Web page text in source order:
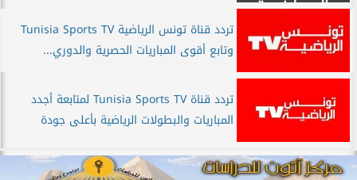
تردد قناة تونس الرياضية Tunisia Sports TV
وتابع أقوى المباريات الحصرية والدوري...
تردد قناة Tunisia Sports TV لمتابعة أجدد
المباريات والبطولات الرياضية بأعلى جودة